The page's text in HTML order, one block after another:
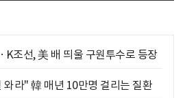
조선, 美 배 띄울 구원투수로 등장
와라" 韓 매년 10만명 걸리는 질환